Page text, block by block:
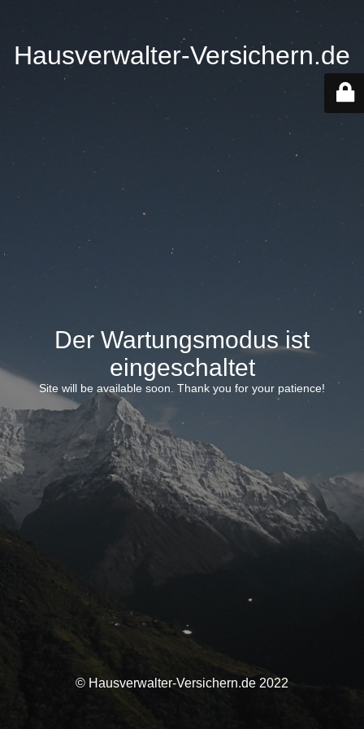
Hausverwalter-Versichern.de
Der Wartungsmodus ist
eingeschaltet
Site will be available soon. Thank you for your patience!
© Hausverwalter-Versichern.de 2022